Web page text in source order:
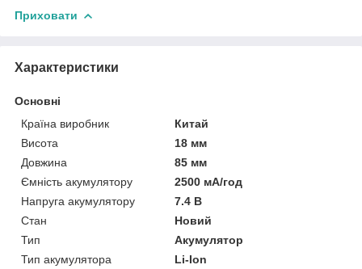
Приховати
Характеристики
Основні
Країна виробник
Китай
Висота
18 мм
Довжина
85 мм
Ємність акумулятору
2500 мА/год
Напруга акумулятору
7.4 В
Стан
Новий
Тип
Акумулятор
Тип акумулятора
Li-Ion